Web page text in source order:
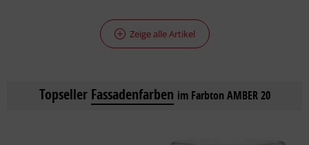
Zeige alle Artikel
Topseller Fassadenfarben im Farbton AMBER 20